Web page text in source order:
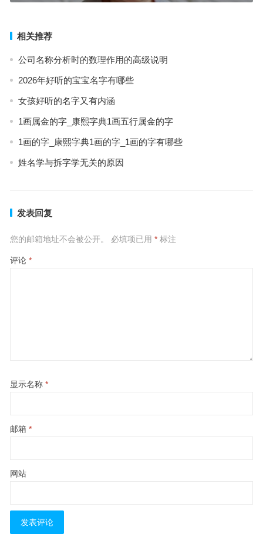
相关推荐
公司名称分析时的数理作用的高级说明
2026年好听的宝宝名字有哪些
女孩好听的名字又有内涵
1画属金的字_康熙字典1画五行属金的字
1画的字_康熙字典1画的字_1画的字有哪些
姓名学与拆字学无关的原因
发表回复
您的邮箱地址不会被公开。 必填项已用 *标注
评论 *
显示名称 *
邮箱 *
网站